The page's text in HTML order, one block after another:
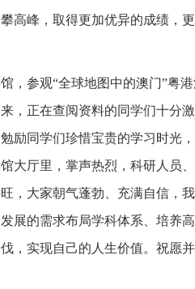
高峰，取得更加优异的成绩，
，参观“全球地图中的澳门”粤
，正在查阅资料的同学们十分
励同学们珍惜宝贵的学习时光
大厅里，掌声热烈，科研人员
，大家朝气蓬勃、充满自信，
展的需求布局学科体系、培养
，实现自己的人生价值。祝愿